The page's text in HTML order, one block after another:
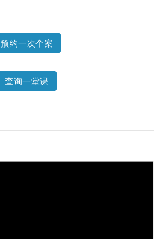
预约一次个案
查询一堂课